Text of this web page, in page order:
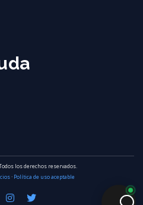
los derechos reservados.
· Política de uso aceptable